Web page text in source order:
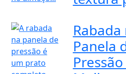
Rabada
Panela